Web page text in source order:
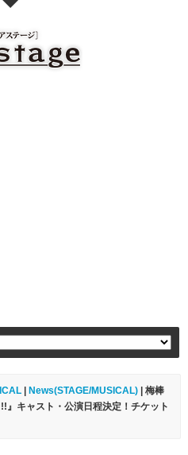
News(STAGE/MUSICAL) | 梅棒
』キャスト・公演日程決定！チケット